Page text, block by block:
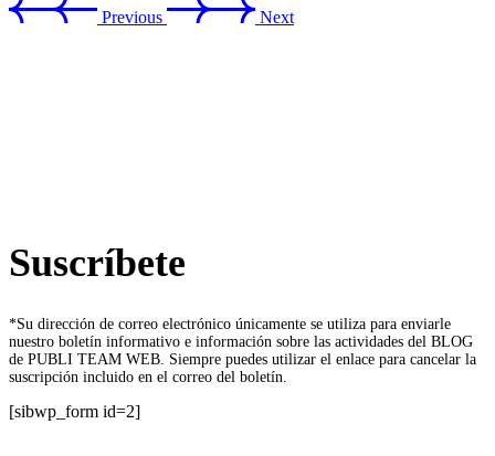
Previous Next
Suscríbete
*Su dirección de correo electrónico únicamente se utiliza para enviarle
nuestro boletín informativo e información sobre las actividades del BLOG
de PUBLI TEAM WEB. Siempre puedes utilizar el enlace para cancelar la
suscripción incluido en el correo del boletín.
[sibwp_form id=2]